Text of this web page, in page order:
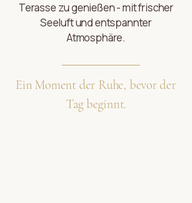
Terasse zu genießen - mit frischer
Seeluft und entspannter
Atmosphäre.
Ein Moment der Ruhe, bevor der
Tag beginnt.